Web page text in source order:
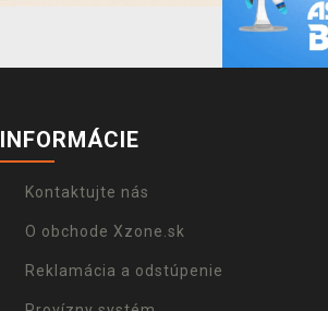
INFORMÁCIE
Kontaktujte nás
O obchode Xzone.sk
Reklamácia a odstúpenie